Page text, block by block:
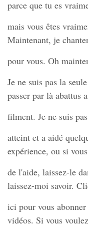
parce que tu es
mais vous êtes
Maintenant, je
pour vous. Oh
Je ne suis pas la
passer par là abattus
filment. Je ne suis
atteint et a aidé
expérience, ou si
de l'aide, laissez-le
laissez-moi savoir.
ici pour vous
vidéos. Si vous